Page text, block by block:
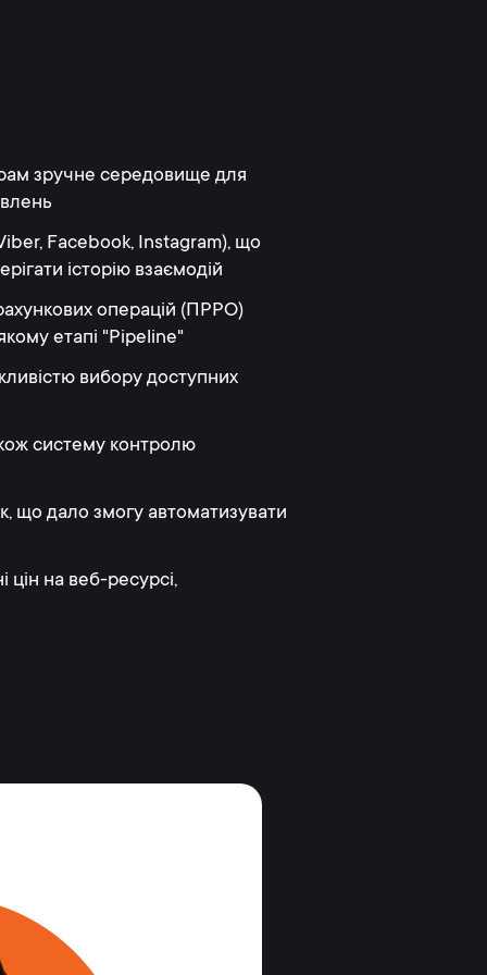
зручне середовище для
Facebook, Instagram), що
історію взаємодій
операцій (ПРРО)
етапі "Pipeline"
вибору доступних
систему контролю
що дало змогу автоматизувати
цін на веб-ресурсі,